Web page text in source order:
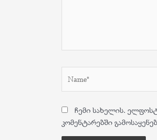
ჩემი სახელის.
კომენტარებში